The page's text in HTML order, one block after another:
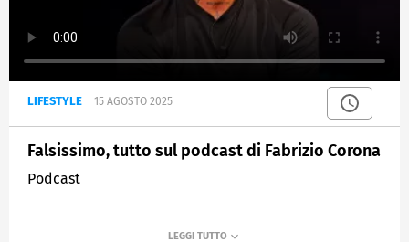
LIFESTYLE 15 AGOSTO 2025
Falsissimo, tutto sul podcast di Fabrizio Corona
Podcast